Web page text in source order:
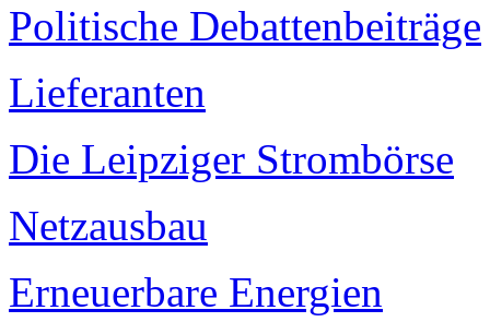
Politische Debattenbeiträge
Lieferanten
Die Leipziger Strombörse
Netzausbau
Erneuerbare Energien